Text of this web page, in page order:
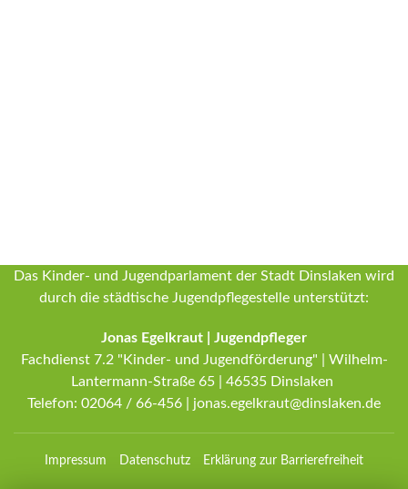
Das Kinder- und Jugendparlament der Stadt Dinslaken wird
durch die städtische Jugendpflegestelle unterstützt:
Jonas Egelkraut | Jugendpfleger
Fachdienst 7.2 "Kinder- und Jugendförderung" | Wilhelm-
Lantermann-Straße 65 | 46535 Dinslaken
Telefon: 02064 / 66-456 jonas.egelkraut@dinslaken.de
Impressum Datenschutz Erklärung zur Barrierefreiheit